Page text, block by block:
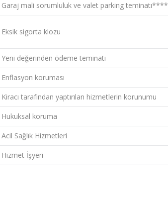
Garaj mali sorumluluk ve valet parking teminatı****
Eksik sigorta klozu
Yeni değerinden ödeme teminatı
Enflasyon koruması
Kiracı tarafından yaptırılan hizmetlerin korunumu
Hukuksal koruma
Acil Sağlık Hizmetleri
Hizmet İşyeri